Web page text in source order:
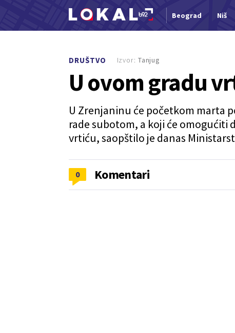
Beograd Niš
DRUŠTVO
U ovom gradu
U Zrenjaninu će početkom marta
rade subotom, a koji će omogućiti
vrtiću, saopštilo je danas
Izvor: Tanjug
0 Komentari